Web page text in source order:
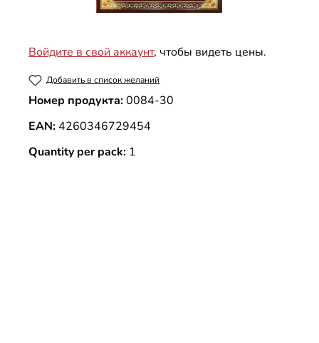
Войдите в свой аккаунт, чтобы видеть цены.
Добавить в список желаний
Номер продукта:0084-30
EAN:4260346729454
Quantity per pack: 1